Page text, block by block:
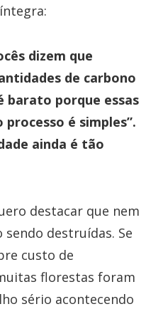
dizem que
de carbono
barato porque essas
é simples”.
ainda é tão
destacar que nem
destruídas. Se
custo de
florestas foram
sério acontecendo